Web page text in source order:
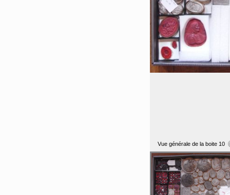
Vue générale de la boite 10